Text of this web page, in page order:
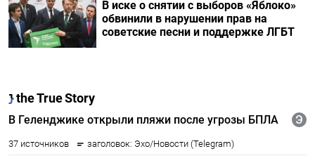
В иске о снятии с выборов «Яблоко»
обвинили в нарушении прав на
советские песни и поддержке ЛГБТ